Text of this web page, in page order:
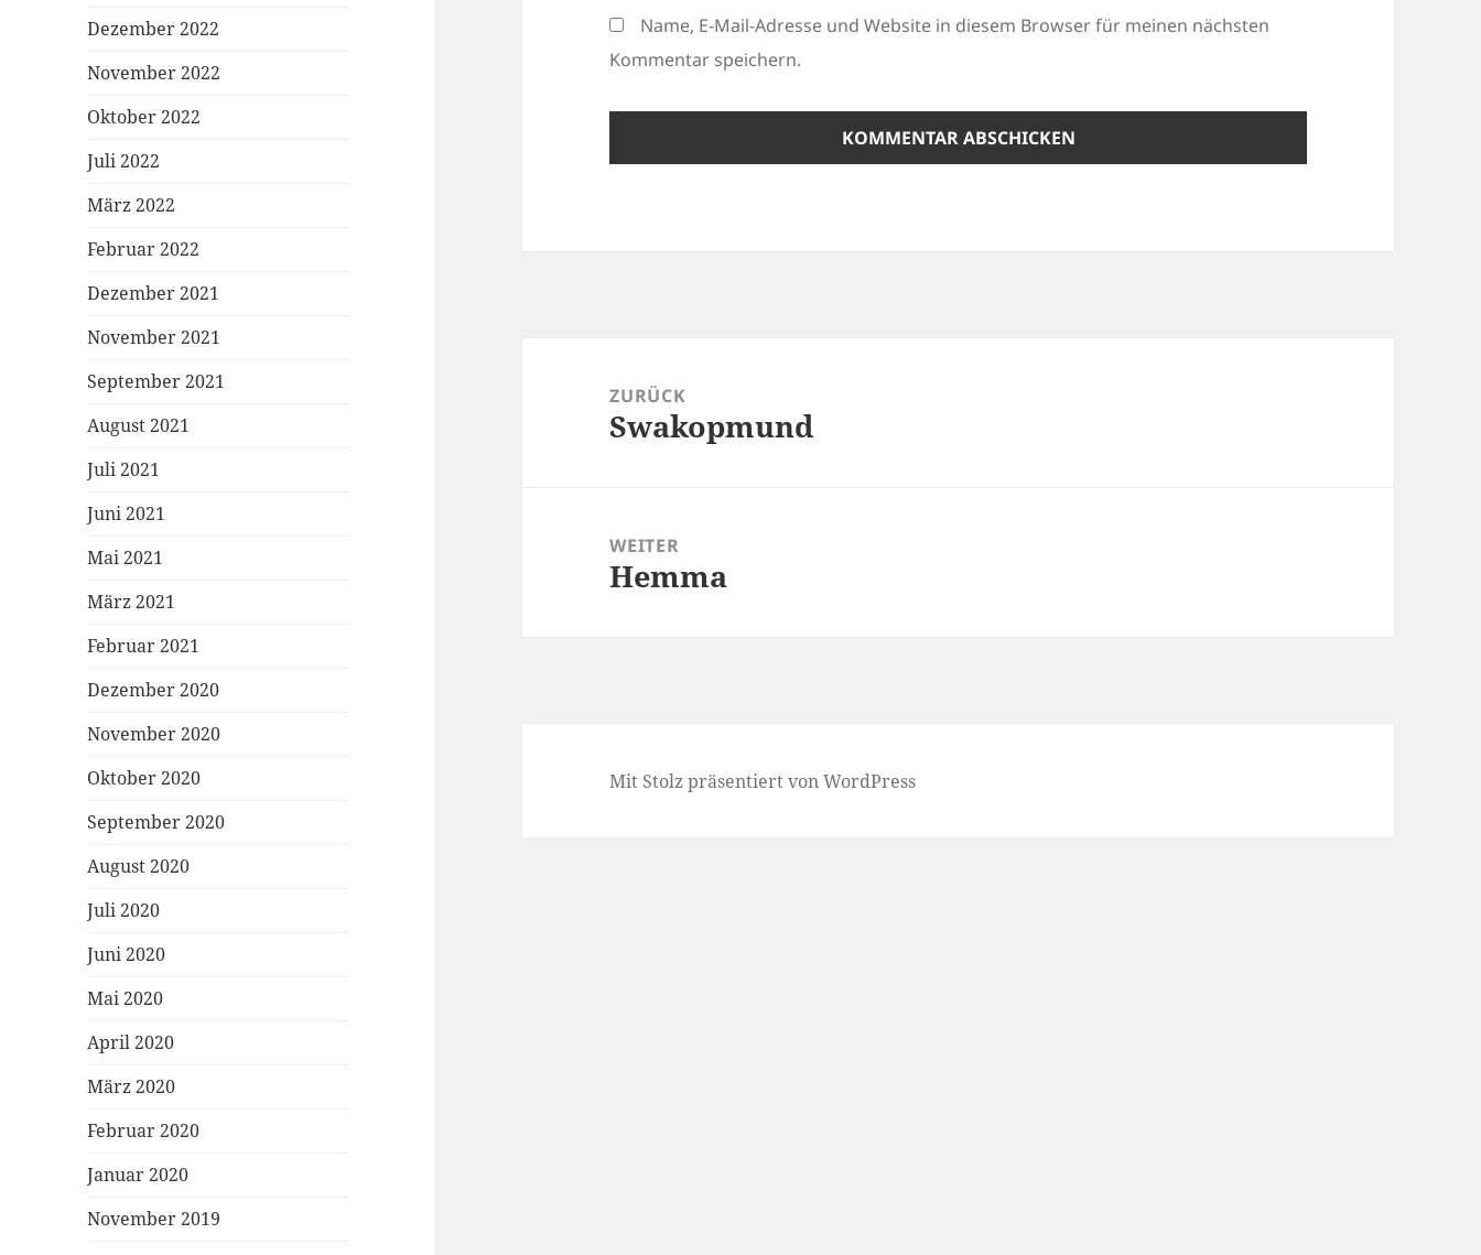
Dezember 2022
November 2022
Oktober 2022
Juli 2022
März 2022
Februar 2022
Dezember 2021
November 2021
September 2021
August 2021
Juli 2021
Juni 2021
Mai 2021
März 2021
Februar 2021
Dezember 2020
November 2020
Oktober 2020
September 2020
August 2020
Juli 2020
Juni 2020
Mai 2020
April 2020
März 2020
Februar 2020
Januar 2020
November 2019
Name, E-Mail-Adresse und Website in diesem Browser für meinen nächsten
Kommentar speichern.
ZURÜCK
Vorheriger
Swakopmund
WEITER
Nächster
Hemma
Mit Stolz präsentiert von WordPress